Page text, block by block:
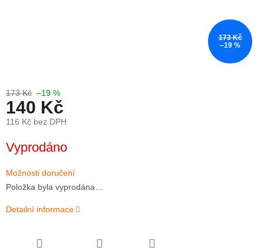
173 Kč
–19 %
173 Kč –19 %
140 Kč
116 Kč bez DPH
cena:
Vyprodáno
Možnosti doručení
Položka byla vyprodána…
Detailní informace